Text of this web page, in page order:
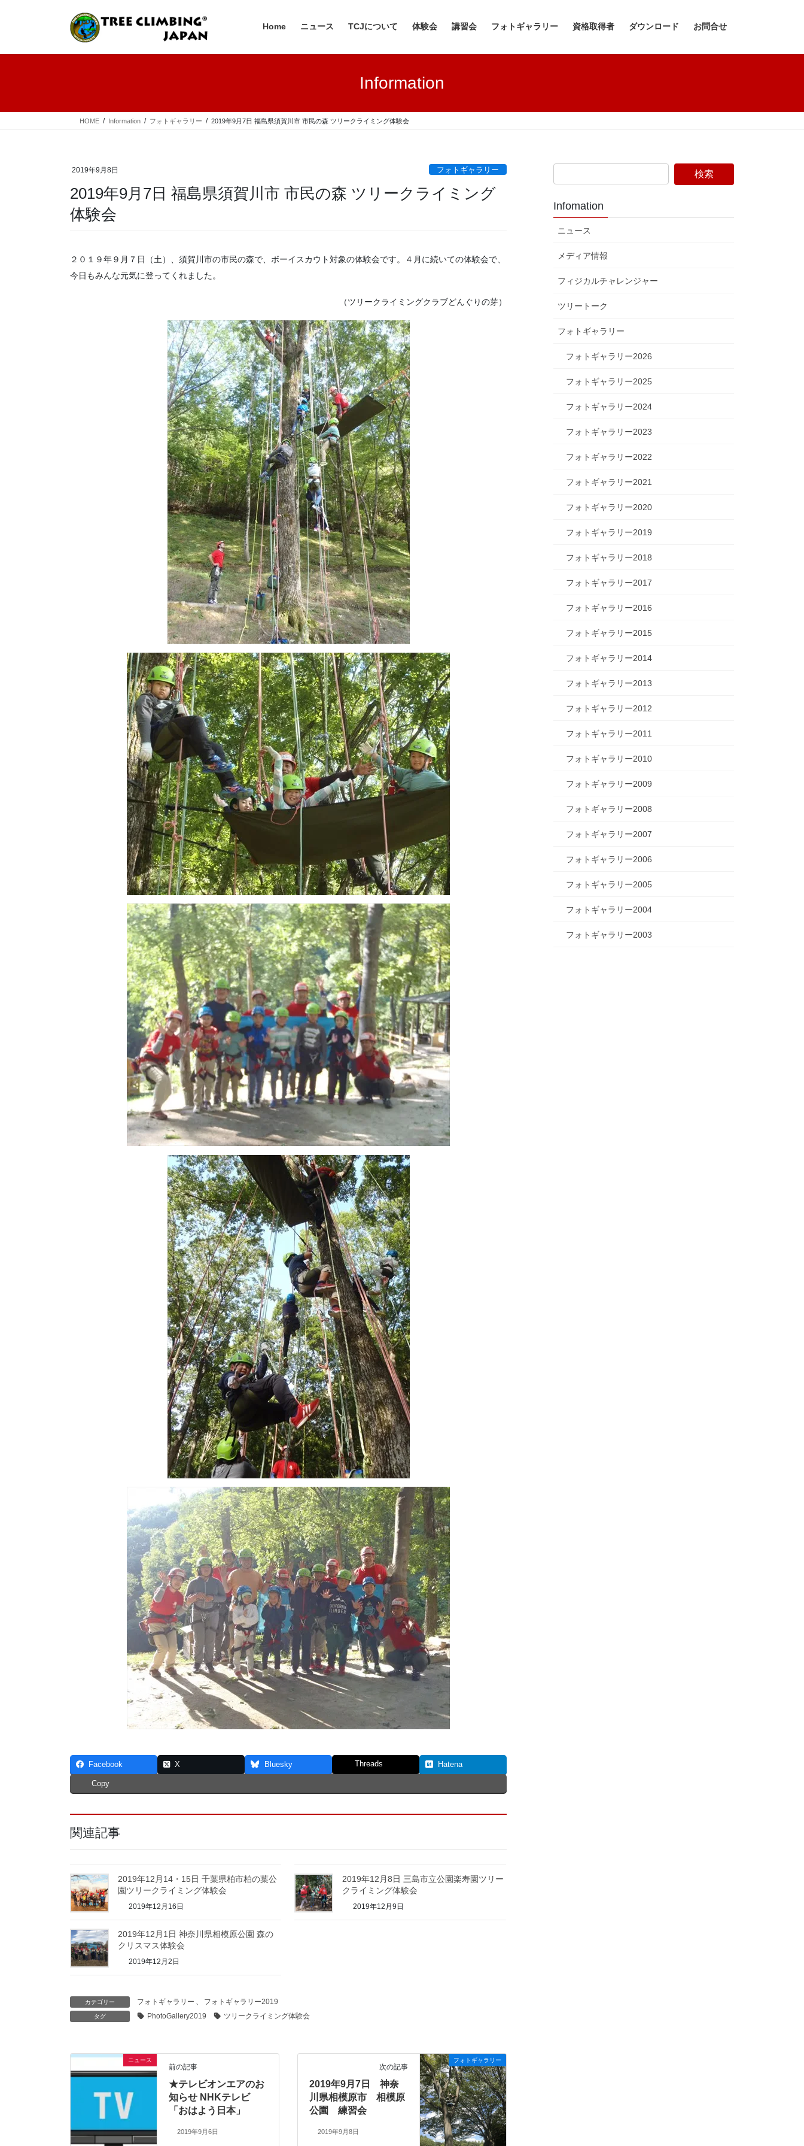
ツ
シ
Home ニュース TCJについて 体験会 講習会 フォトギャラリー 資格取得者 ダウンロード お問合せ
Information
HOME Information フォトギャラリー 2019年9月7日 福島県須賀川市 市民の森 ツリークライミング体験会
2019年9月8日 フォトギャラリー
2019年9月7日 福島県須賀川市 市民の森 ツリークライミング
体験会
２０１９年９月７日（土）、須賀川市の市民の森で、ボーイスカウト対象の体験会です。４月に続いての体験会で、
今日もみんな元気に登ってくれました。
（ツリークライミングクラブどんぐりの芽）
Facebook X Bluesky Threads Hatena
Copy
関連記事
2019年12月14・15日 千葉県柏市柏の葉公
園ツリークライミング体験会
2019年12月16日
2019年12月8日 三島市立公園楽寿園ツリー
クライミング体験会
2019年12月9日
2019年12月1日 神奈川県相模原公園 森の
クリスマス体験会
2019年12月2日
カテゴリー フォトギャラリー フォトギャラリー2019
タグ PhotoGallery2019 ツリークライミング体験会
ニュース
前の記事
★テレビオンエアのお
知らせ NHKテレビ
「おはよう日本」
2019年9月6日
フォトギャラリー
次の記事
2019年9月7日 神奈
川県相模原市 相模原
公園 練習会
2019年9月8日
Infomation
ニュース
メディア情報
フィジカルチャレンジャー
ツリートーク
フォトギャラリー
フォトギャラリー2026
フォトギャラリー2025
フォトギャラリー2024
フォトギャラリー2023
フォトギャラリー2022
フォトギャラリー2021
フォトギャラリー2020
フォトギャラリー2019
フォトギャラリー2018
フォトギャラリー2017
フォトギャラリー2016
フォトギャラリー2015
フォトギャラリー2014
フォトギャラリー2013
フォトギャラリー2012
フォトギャラリー2011
フォトギャラリー2010
フォトギャラリー2009
フォトギャラリー2008
フォトギャラリー2007
フォトギャラリー2006
フォトギャラリー2005
フォトギャラリー2004
フォトギャラリー2003